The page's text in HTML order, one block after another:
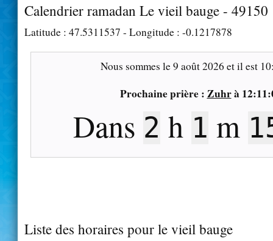
Calendrier ramadan Le vieil bauge - 49150
Latitude : 47.5311537 - Longitude : -0.1217878
Nous sommes le9 août 2026 et il est
Prochaine prière : Zuhrà
Dans 2 h 1 m
Liste des horaires pour le vieil bauge